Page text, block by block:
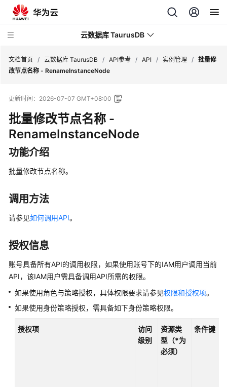
云数据库 TaurusDB
最
动
态
服
公
品
绍
计
费
说
文档首页 / 云数据库 TaurusDB / API参考 / API / 实例管理 / 批量修
改节点名称 - RenameInstanceNode
更新时间： 2026-07-07 GMT+08:00
批量修改节点名称 -
RenameInstanceNode
功能介绍
批量修改节点名称。
调用方法
请参见如何调用API。
授权信息
账号具备所有API的调用权限，如果使用账号下的IAM用户调用当前
API，该IAM用户需具备调用API所需的权限。
如果使用角色与策略授权，具体权限要求请参见权限和授权项。
如果使用身份策略授权，需具备如下身份策略权限。
授权项
访问
级别
资源类
型（*为
必须）
条件键